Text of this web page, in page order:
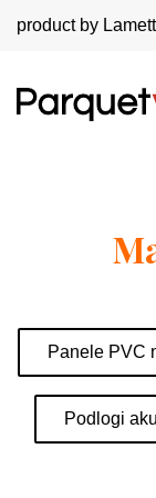
product by Lamett
Panele PVC
Podlogi